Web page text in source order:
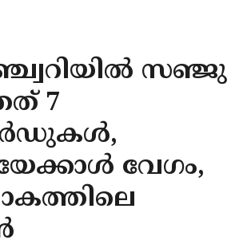
സഞ്ജു
7
വേഗം,